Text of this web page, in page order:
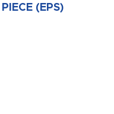
PIECE (EPS)